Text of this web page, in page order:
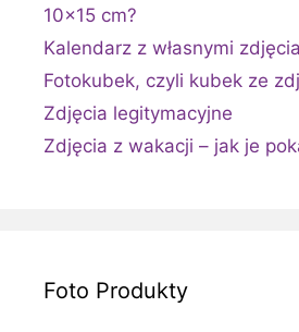
10×15 cm?
Kalendarz z własnymi
Fotokubek, czyli kubek ze
Zdjęcia legitymacyjne
Zdjęcia z wakacji – jak je
Foto Produkty